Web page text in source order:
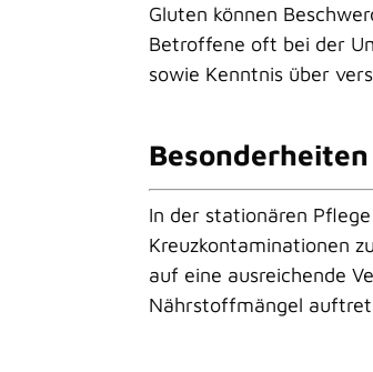
Gluten können
Betroffene oft bei der
sowie Kenntnis über
In der stationären Pflege
Kreuzkontaminationen
auf eine ausreichende
Nährstoffmängel